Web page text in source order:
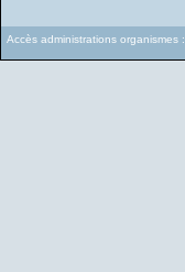
Accès administrations organismes :